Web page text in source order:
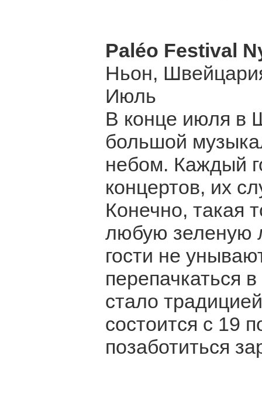
Paléo Festival
Ньон,
Июль
В конце июля в
большой
небом. Каждый
концертов, их
Конечно, такая
любую зеленую
гости не
перепачкаться
стало
состоится с 19
позаботиться